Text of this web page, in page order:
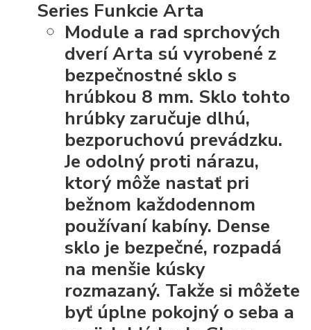
Series Funkcie Arta
Module a rad sprchových
dverí Arta sú vyrobené z
bezpečnostné sklo s
hrúbkou 8 mm. Sklo tohto
hrúbky zaručuje dlhú,
bezporuchovú prevádzku.
Je odolný proti nárazu,
ktorý môže nastať pri
bežnom každodennom
používaní kabíny. Dense
sklo je bezpečné, rozpadá
na menšie kúsky
rozmazaný. Takže si môžete
byť úplne pokojný o seba a